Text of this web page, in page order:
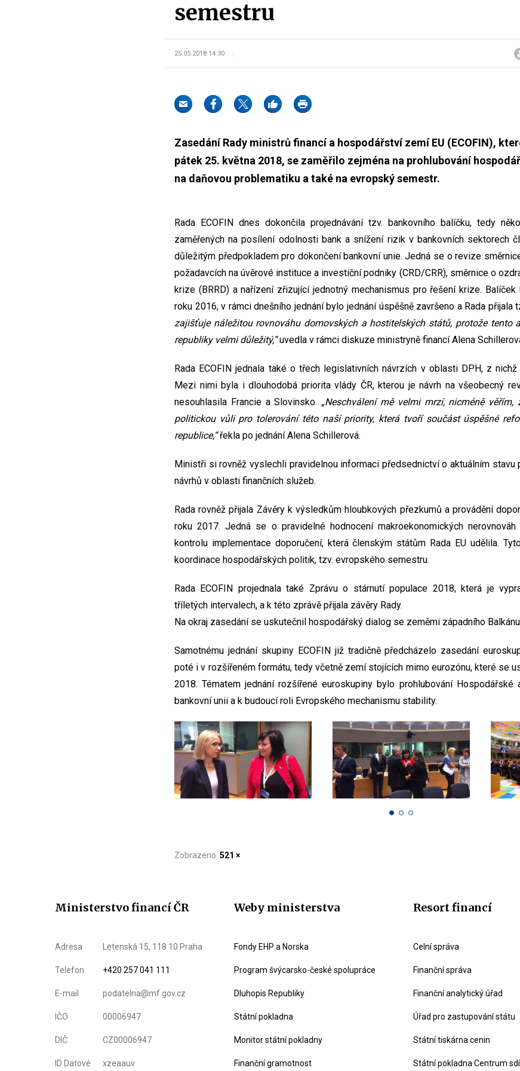
semestru
25.05.2018 14:30
Zasedání Rady ministrů financí a hospodářství zemí EU (ECOFIN),
pátek 25. května 2018, se zaměřilo zejména na prohlubování
na daňovou problematiku a také na evropský semestr.
Rada ECOFIN dnes dokončila projednávání tzv. bankovního balíčku, tedy
zaměřených na posílení odolnosti bank a snížení rizik v bankovních sektorech
důležitým předpokladem pro dokončení bankovní unie. Jedná se o revize
požadavcích na úvěrové instituce a investiční podniky (CRD/CRR), směrnice o
krize (BRRD) a nařízení zřizující jednotný mechanismus pro řešení krize.
roku 2016, v rámci dnešního jednání bylo jednání úspěšně završeno a Rada přijala
zajišťuje náležitou rovnováhu domovských a hostitelských států, protože tento
republiky velmi důležitý,“uvedla v rámci diskuze ministryně financí Alena
Rada ECOFIN jednala také o třech legislativních návrzích v oblasti DPH, z
Mezi nimi byla i dlouhodobá priorita vlády ČR, kterou je návrh na všeobecný
nesouhlasila Francie a Slovinsko. „Neschválení mě velmi mrzí, nicméně
politickou vůli pro tolerování této naší priority, která tvoří součást úspěšné
republice,“řekla po jednání Alena Schillerová.
Ministři si rovněž vyslechli pravidelnou informaci předsednictví o aktuálním stavu
návrhů v oblasti finančních služeb.
Rada rovněž přijala Závěry k výsledkům hloubkových přezkumů a provádění
roku 2017. Jedná se o pravidelné hodnocení makroekonomických
kontrolu implementace doporučení, která členským státům Rada EU udělila.
koordinace hospodářských politik, tzv. evropského semestru.
Rada ECOFIN projednala také Zprávu o stárnutí populace 2018, která je
tříletých intervalech, a k této zprávě přijala závěry Rady.
Na okraj zasedání se uskutečnil hospodářský dialog se zeměmi západního
Samotnému jednání skupiny ECOFIN již tradičně předcházelo zasedání
poté i v rozšířeném formátu, tedy včetně zemí stojících mimo eurozónu, které se
2018. Tématem jednání rozšířené euroskupiny bylo prohlubování Hospodářské
bankovní unii a k budoucí roli Evropského mechanismu stability.
Zobrazeno 521 ×
Ministerstvo financí ČR
Adresa Letenská 15, 118 10 Praha
Telefon +420 257 041 111
E-mail podatelna@mf.gov.cz
IČO 00006947
DIČ CZ00006947
ID Datové xzeaauv
Weby ministerstva
Fondy EHP a Norska
Program švýcarsko-české spolupráce
Dluhopis Republiky
Státní pokladna
Monitor státní pokladny
Finanční gramotnost
Resort financí
Celní správa
Finanční správa
Finanční analytický úřad
Úřad pro zastupování státu
Státní tiskárna cenin
Státní pokladna Centrum